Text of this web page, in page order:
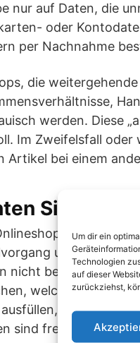
nur auf Daten, die
oder
per Nachnahme
die
werden. Diese
Im Zweifelsfall oder
Artikel bei einem
Sie auf
unnötig sind.
nicht beantwortet
welche Daten
ausfüllen, die mit
sind freiwillig und
Um dir ein
Technologien
auf dieser
zurückziehst,